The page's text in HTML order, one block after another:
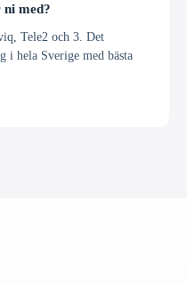
med?
Tele2 och 3. Det
i hela Sverige med bästa